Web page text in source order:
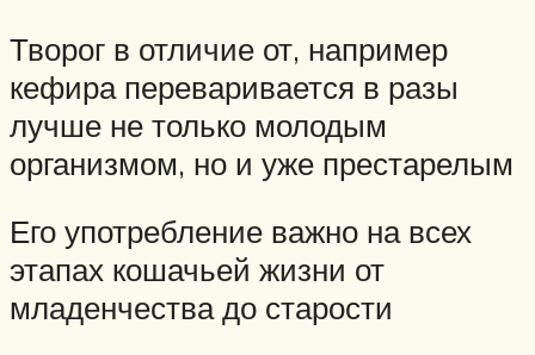
Творог в отличие от, например
кефира переваривается в разы
лучше не только молодым
организмом, но и уже престарелым
Его употребление важно на всех
этапах кошачьей жизни от
младенчества до старости